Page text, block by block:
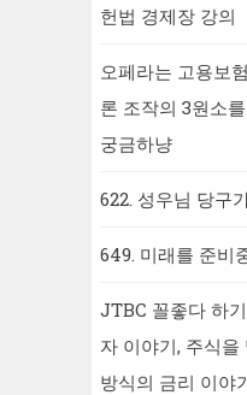
헌법 경제장 강의
오페라는 고용보
론 조작의 3원소
궁금하냥
622. 성우님 당구
649. 미래를 준비
JTBC 꼴좋다 하
자 이야기, 주식
방식의 금리 이야